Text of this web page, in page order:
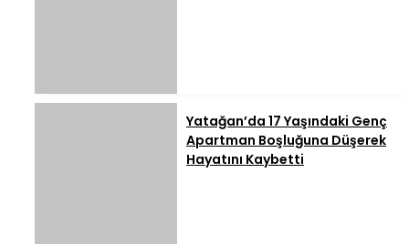
Yatağan’da 17 Yaşındaki Genç
Apartman Boşluğuna Düşerek
Hayatını Kaybetti